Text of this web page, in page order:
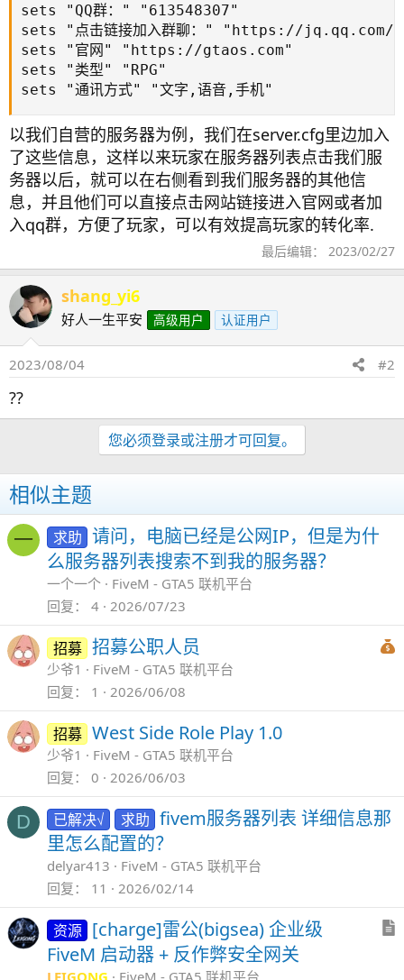
sets "QQ群：" "613548307"
sets "点击链接加入群聊：" "https://jq.qq.com/
sets "官网" "https://gtaos.com"
sets "类型" "RPG"
sets "通讯方式" "文字,语音,手机"
以我们自营的服务器为例，我们在server.cfg里边加入
了这些信息，这样以来玩家在服务器列表点击我们服
务器以后，就可以在右侧看到我们服务器的其他信
息，并且他们可以直接点击网站链接进入官网或者加
入qq群，方便了玩家，可以有效提高玩家的转化率.
最后编辑： 2023/02/27
shang_yi6
好人一生平安 高级用户 认证用户
2023/08/04 #2
??
您必须登录或注册才可回复。
相似主题
一 求助 请问，电脑已经是公网IP，但是为什
么服务器列表搜索不到我的服务器？
一个一个
FiveM - GTA5 联机平台
回复
4 2026/07/23
招募 招募公职人员
少爷1
FiveM - GTA5 联机平台
回复
1 2026/06/08
招募 West Side Role Play 1.0
少爷1
FiveM - GTA5 联机平台
回复
0 2026/06/03
D 已解决√ 求助 fivem服务器列表 详细信息那
里怎么配置的？
delyar413
FiveM - GTA5 联机平台
回复
11 2026/02/14
资源 [charge]雷公(bigsea) 企业级
FiveM 启动器 + 反作弊安全网关
LEIGONG FiveM - GTA5 联机平台